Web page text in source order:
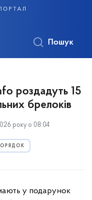
Пошук
роздадуть 15
брелоків
року о 08:04
у подарунок